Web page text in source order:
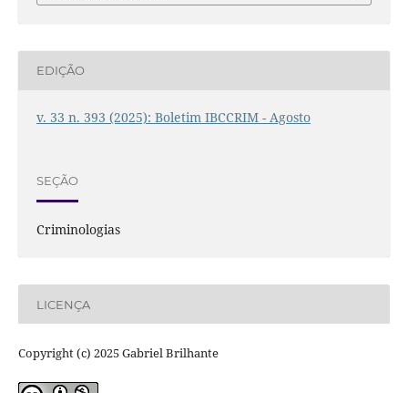
EDIÇÃO
v. 33 n. 393 (2025): Boletim IBCCRIM - Agosto
SEÇÃO
Criminologias
LICENÇA
Copyright (c) 2025 Gabriel Brilhante